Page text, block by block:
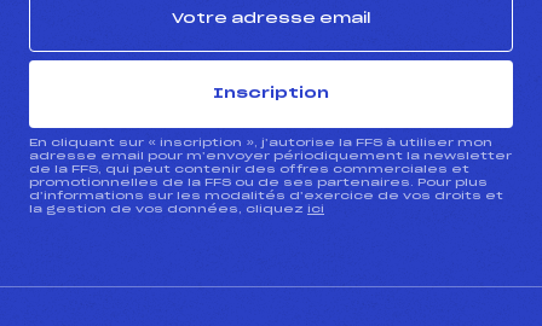
Inscription
En cliquant sur « inscription », j’autorise la FFS à utiliser mon
adresse email pour m’envoyer périodiquement la newsletter
de la FFS, qui peut contenir des offres commerciales et
promotionnelles de la FFS ou de ses partenaires. Pour plus
d’informations sur les modalités d’exercice de vos droits et
la gestion de vos données, cliquez ici